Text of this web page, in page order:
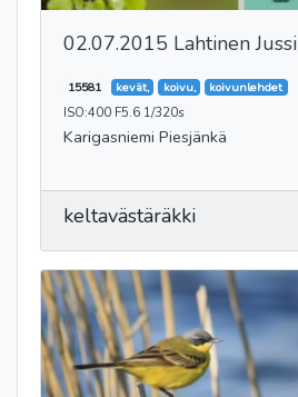
02.07.2015 Lahtinen Jussi
15581 kevät, koivu, koivunlehdet
ISO:400 F5.6 1/320s
Karigasniemi Piesjänkä
keltavästäräkki